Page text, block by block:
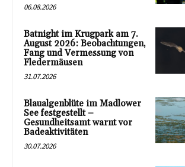
06.08.2026
Batnight im Krugpark am 7.
August 2026: Beobachtungen,
Fang und Vermessung von
Fledermäusen
31.07.2026
Blaualgenblüte im Madlower
See festgestellt –
Gesundheitsamt warnt vor
Badeaktivitäten
30.07.2026